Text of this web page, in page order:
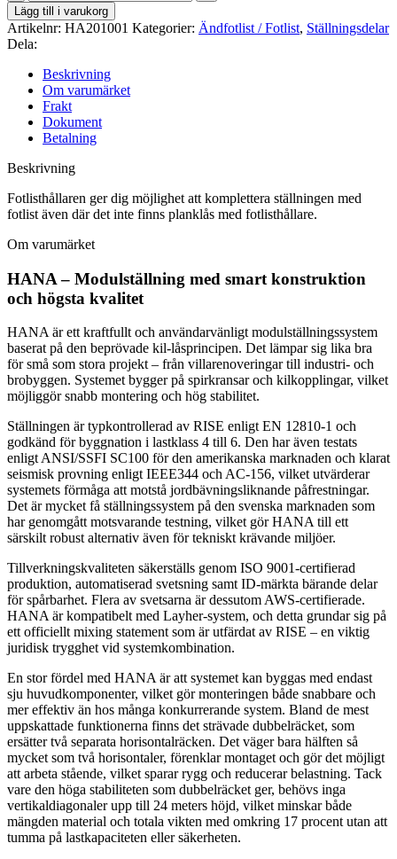
Fotlisthållare
mängd
Lägg till i varukorg
Artikelnr: HA201001 Kategorier: Ändfotlist / Fotlist, Ställningsdelar
Dela:
Beskrivning
Om varumärket
Frakt
Dokument
Betalning
Beskrivning
Fotlisthållaren ger dig möjlighet att komplettera ställningen med
fotlist även där det inte finns planklås med fotlisthållare.
Om varumärket
HANA – Modulställning med smart konstruktion
och högsta kvalitet
HANA är ett kraftfullt och användarvänligt modulställningssystem
baserat på den beprövade kil-låsprincipen. Det lämpar sig lika bra
för små som stora projekt – från villarenoveringar till industri- och
brobyggen. Systemet bygger på spirkransar och kilkopplingar, vilket
möjliggör snabb montering och hög stabilitet.
Ställningen är typkontrollerad av RISE enligt EN 12810-1 och
godkänd för byggnation i lastklass 4 till 6. Den har även testats
enligt ANSI/SSFI SC100 för den amerikanska marknaden och klarat
seismisk provning enligt IEEE344 och AC-156, vilket utvärderar
systemets förmåga att motstå jordbävningsliknande påfrestningar.
Det är mycket få ställningssystem på den svenska marknaden som
har genomgått motsvarande testning, vilket gör HANA till ett
särskilt robust alternativ även för tekniskt krävande miljöer.
Tillverkningskvaliteten säkerställs genom ISO 9001-certifierad
produktion, automatiserad svetsning samt ID-märkta bärande delar
för spårbarhet. Flera av svetsarna är dessutom AWS-certifierade.
HANA är kompatibelt med Layher-system, och detta grundar sig på
ett officiellt mixing statement som är utfärdat av RISE – en viktig
juridisk trygghet vid systemkombination.
En stor fördel med HANA är att systemet kan byggas med endast
sju huvudkomponenter, vilket gör monteringen både snabbare och
mer effektiv än hos många konkurrerande system. Bland de mest
uppskattade funktionerna finns det strävade dubbelräcket, som
ersätter två separata horisontalräcken. Det väger bara hälften så
mycket som två horisontaler, förenklar montaget och gör det möjligt
att arbeta stående, vilket sparar rygg och reducerar belastning. Tack
vare den höga stabiliteten som dubbelräcket ger, behövs inga
vertikaldiagonaler upp till 24 meters höjd, vilket minskar både
mängden material och totala vikten med omkring 17 procent utan att
tumma på lastkapaciteten eller säkerheten.